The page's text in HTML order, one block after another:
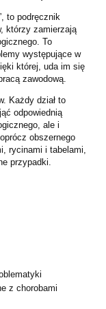
to podręcznik
którzy zamierzają
To
występujące w
której, uda im się
zawodową.
Każdy dział to
odpowiednią
ale i
obszernego
rycinami i tabelami,
przypadki.
z chorobami